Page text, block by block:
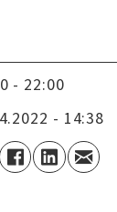
- 22:00
- 14:38